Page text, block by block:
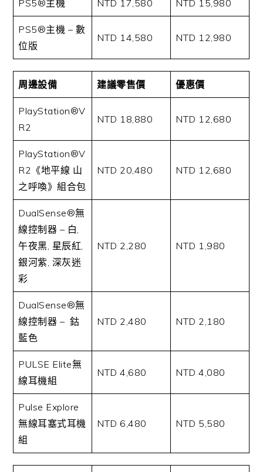
PS5®主機 NTD 17,580 NTD 15,980
PS5®主機 – 數
位版
NTD 14,580 NTD 12,980
周邊設備 建議零售價 優惠價
PlayStation®V
R2
NTD 18,880 NTD 12,680
PlayStation®V
R2《地平線 山
之呼喚》組合包
NTD 20,480 NTD 12,680
DualSense®無
線控制器 – 白,
午夜黑, 星辰紅,
銀河紫, 深灰迷
彩
NTD 2,280 NTD 1,980
DualSense®無
線控制器 – 鈷
藍色
NTD 2,480 NTD 2,180
PULSE Elite無
線耳機組
NTD 4,680 NTD 4,080
Pulse Explore
無線耳塞式耳機
組
NTD 6,480 NTD 5,580